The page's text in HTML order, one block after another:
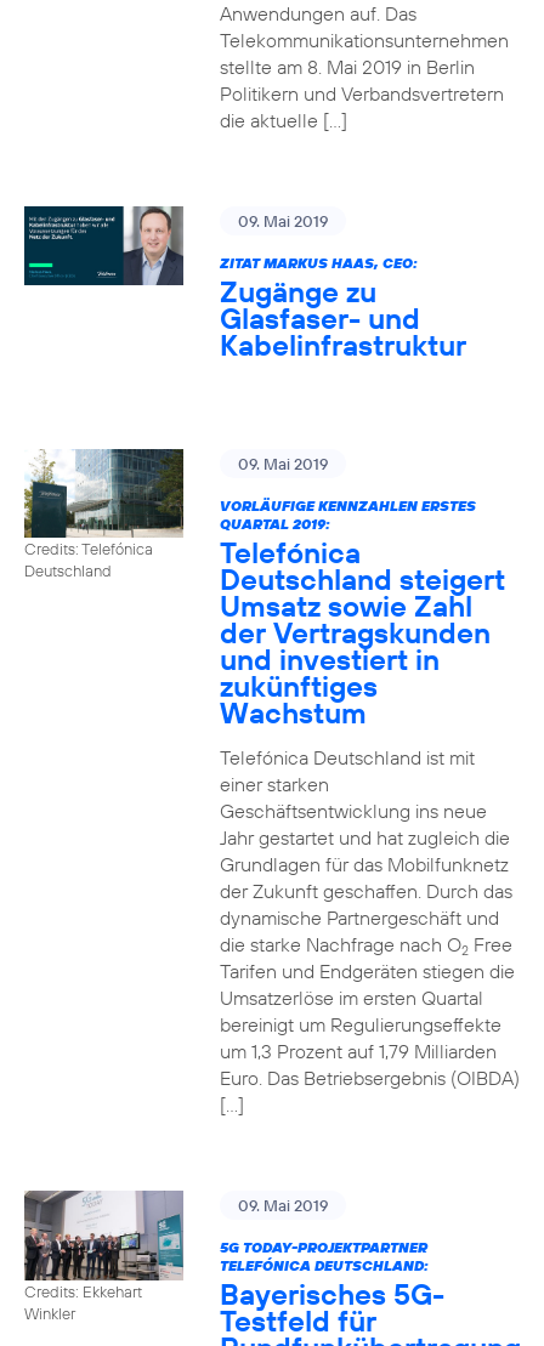
Anwendungen auf. Das
Telekommunikationsunternehmen
stellte am 8. Mai 2019 in Berlin
Politikern und Verbandsvertretern
die aktuelle […]
09. Mai 2019
ZITAT MARKUS HAAS, CEO:
Zugänge zu
Glasfaser- und
Kabelinfrastruktur
Credits: Telefónica
Deutschland
09. Mai 2019
VORLÄUFIGE KENNZAHLEN ERSTES
QUARTAL 2019:
Telefónica
Deutschland steigert
Umsatz sowie Zahl
der Vertragskunden
und investiert in
zukünftiges
Wachstum
Telefónica Deutschland ist mit
einer starken
Geschäftsentwicklung ins neue
Jahr gestartet und hat zugleich die
Grundlagen für das Mobilfunknetz
der Zukunft geschaffen. Durch das
dynamische Partnergeschäft und
die starke Nachfrage nach O2Free
Tarifen und Endgeräten stiegen die
Umsatzerlöse im ersten Quartal
bereinigt um Regulierungseffekte
um 1,3 Prozent auf 1,79 Milliarden
Euro. Das Betriebsergebnis (OIBDA)
[…]
Credits: Ekkehart
Winkler
09. Mai 2019
5G TODAY-PROJEKTPARTNER
TELEFÓNICA DEUTSCHLAND:
Bayerisches 5G-
Testfeld für